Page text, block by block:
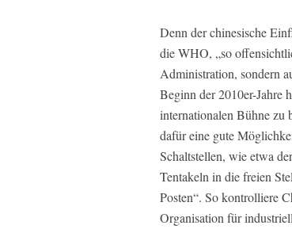
Denn der chinesische
die WHO, „so
Administration, sondern
Beginn der 2010er-Jahre
internationalen Bühne zu
dafür eine gute
Schaltstellen, wie etwa
Tentakeln in die freien
Posten“. So kontrolliere
Organisation für